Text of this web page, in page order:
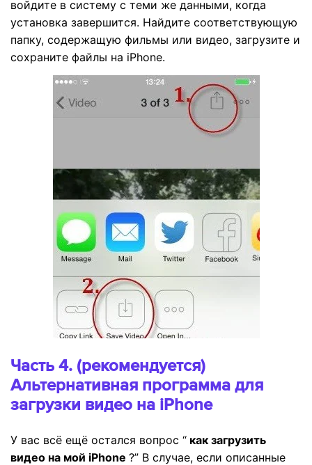
войдите в систему с теми же данными, когда
установка завершится. Найдите соответствующую
папку, содержащую фильмы или видео, загрузите и
сохраните файлы на iPhone.
Часть 4. (рекомендуется)
Альтернативная программа для
загрузки видео на iPhone
У вас всё ещё остался вопрос “ как загрузить
видео на мой iPhone ?” В случае, если описанные